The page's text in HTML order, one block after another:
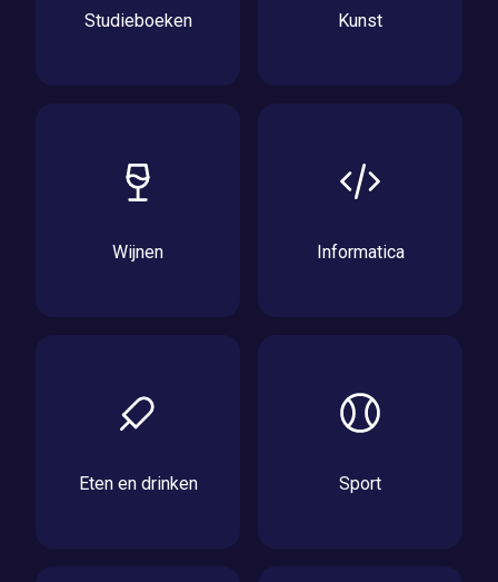
Studieboeken Kunst
Wijnen Informatica
Eten en drinken Sport